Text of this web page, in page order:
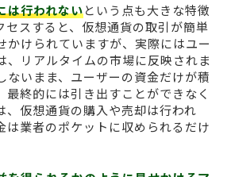
は行われないという点も大きな特徴
セスすると、仮想通貨の取引が簡単
かけられていますが、実際にはユー
、リアルタイムの市場に反映されま
ないまま、ユーザーの資金だけが積
最終的には引き出すことができなく
、仮想通貨の購入や売却は行われ
は業者のポケットに収められるだけ